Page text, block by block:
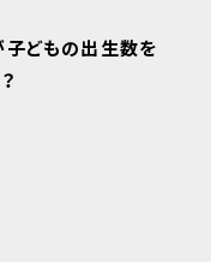
どもの出生数を